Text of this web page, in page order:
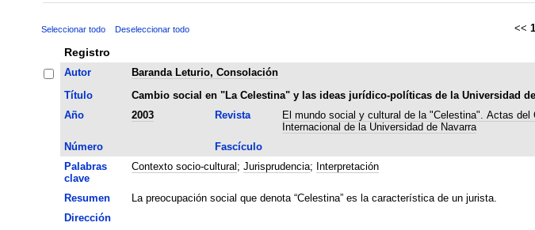
Seleccionar todo Deseleccionar todo << 1
Registro
Autor
Baranda Leturio, Consolación
Título
Cambio social en "La Celestina" y las ideas jurídico-políticas de la Universidad
Año
2003 Revista
El mundo social y cultural de la "Celestina". Actas del
Internacional de la Universidad de Navarra
Número Fascículo
Palabras
clave
Contexto socio-cultural ; Jurisprudencia; Interpretación
Resumen
La preocupación social que denota “Celestina” es la característica de un jurista.
Dirección